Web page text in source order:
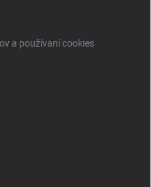
a používaní cookies